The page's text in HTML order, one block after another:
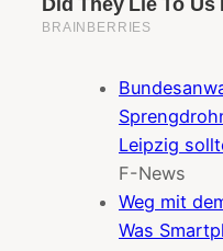
Leipzig
F-News
Weg mit
Was